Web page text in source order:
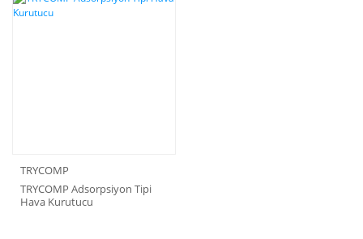
TRYCOMP
TRYCOMP Adsorpsiyon Tipi
Hava Kurutucu